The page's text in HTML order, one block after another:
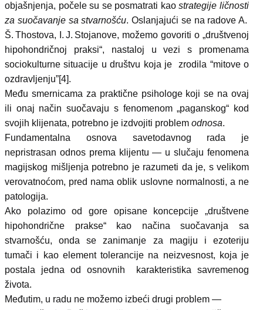
objašnjenja, počele su se posmatrati kaostrategije ličnosti
za suočavanje sa stvarnošću. Oslanjajući se na radove A.
Š. Thostova, I. J. Stojanove, možemo govoriti o „društvenoj
hipohondričnoj praksi“, nastaloj u vezi s promenama
sociokulturne situacije u društvu koja je zrodila “mitove o
ozdravljenju”[4].
Među smernicama za praktične psihologe koji se na ovaj
ili onaj način suočavaju s fenomenom „paganskog“ kod
svojih klijenata, potrebno je izdvojiti problem odnosa.
Fundamentalna osnova savetodavnog rada je
nepristrasan odnos prema klijentu — u slučaju fenomena
magijskog mišljenja potrebno je razumeti da je, s velikom
verovatnoćom, pred nama oblik uslovne normalnosti, a ne
patologija.
Ako polazimo od gore opisane koncepcije „društvene
hipohondrične prakse“ kao načina suočavanja sa
stvarnošću, onda se zanimanje za magiju i ezoteriju
tumači i kao element tolerancije na neizvesnost, koja je
postala jedna od osnovnih karakteristika savremenog
života.
Međutim, u radu ne možemo izbeći drugi problem —